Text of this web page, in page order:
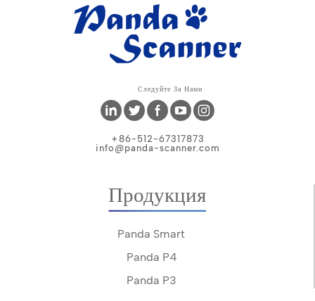
Следуйте За Нами
+86-512-67317873
info@panda-scanner.com
Продукция
Panda Smart
Panda P4
Panda P3